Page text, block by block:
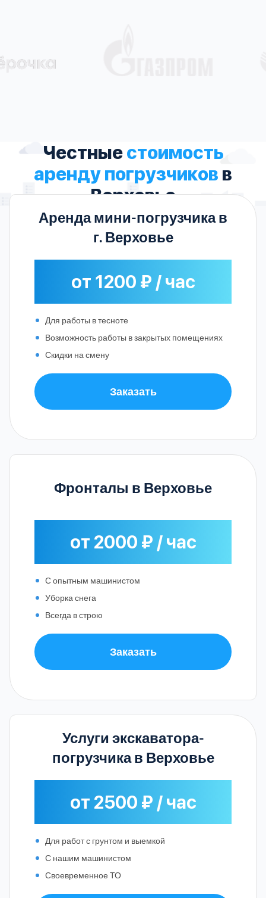
Честныестоимость
аренду погрузчиков в
Верховье
Аренда мини-погрузчика в
г. Верховье
от 1200 ₽ / час
Для работы в тесноте
Возможность работы в закрытых помещениях
Скидки на смену
Заказать
Фронталы в Верховье
от 2000 ₽ / час
С опытным машинистом
Уборка снега
Всегда в строю
Заказать
Услуги экскаватора-
погрузчика в Верховье
от 2500 ₽ / час
Для работ с грунтом и выемкой
С нашим машинистом
Своевременное ТО